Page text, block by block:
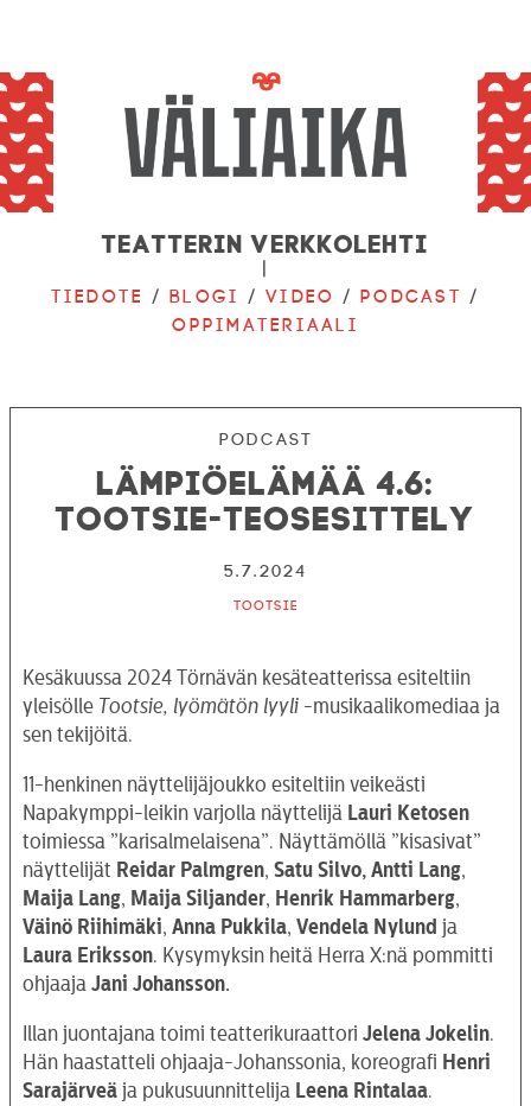
Teatterin verkkolehti
|
Tiedote /Blogi /Video /Podcast /
Oppimateriaali
Podcast
Lämpiöelämää 4.6:
Tootsie-teosesittely
5.7.2024
Tootsie
Kesäkuussa 2024 Törnävän kesäteatterissa esiteltiin
yleisölle Tootsie, lyömätön lyyli -musikaalikomediaa ja
sen tekijöitä.
11-henkinen näyttelijäjoukko esiteltiin veikeästi
Napakymppi-leikin varjolla näyttelijä Lauri Ketosen
toimiessa ”karisalmelaisena”. Näyttämöllä ”kisasivat”
näyttelijät Reidar Palmgren, Satu Silvo, Antti Lang,
Maija Lang, Maija Siljander, Henrik Hammarberg,
Väinö Riihimäki, Anna Pukkila, Vendela Nylund ja
Laura Eriksson. Kysymyksin heitä Herra X:nä pommitti
ohjaaja Jani Johansson.
Illan juontajana toimi teatterikuraattori Jelena Jokelin.
Hän haastatteli ohjaaja-Johanssonia, koreografi Henri
Sarajärveä ja pukusuunnittelija Leena Rintalaa.